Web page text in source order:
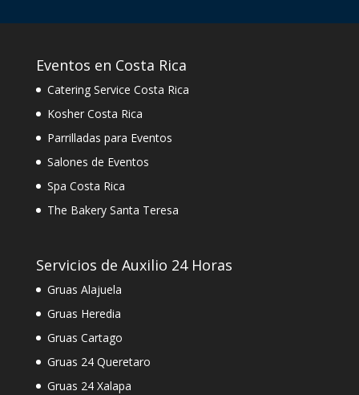
Eventos en Costa Rica
Catering Service Costa Rica
Kosher Costa Rica
Parrilladas para Eventos
Salones de Eventos
Spa Costa Rica
The Bakery Santa Teresa
Servicios de Auxilio 24 Horas
Gruas Alajuela
Gruas Heredia
Gruas Cartago
Gruas 24 Queretaro
Gruas 24 Xalapa